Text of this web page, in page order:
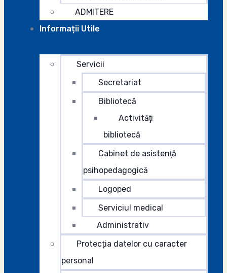
ADMITERE
Informații Utile
Servicii
Secretariat
Bibliotecă
Activităţi
bibliotecă
Cabinet de asistenţă
psihopedagogică
Logoped
Serviciul medical
Administrativ
Protecția datelor cu caracter
personal